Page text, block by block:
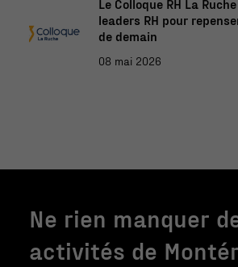
Le Colloque RH La
leaders RH pour
de demain
08 mai 2026
Ne rien manquer
activités de